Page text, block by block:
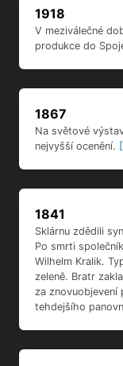
1918
V meziválečné
produkce do
1867
Na světové
nejvyšší ocenění.
1841
Sklárnu zdědili
Po smrti
Wilhelm Kralik.
zeleně. Bratr
za
tehdejšího